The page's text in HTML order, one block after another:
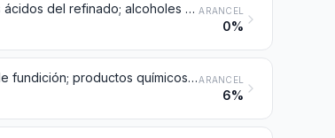
Ácidos grasos monocarboxílicos industriales; aceites ácidos del refinado; alcoholes grasos industriales ARANCEL
0%
Preparaciones aglutinantes para moldes o núcleos de fundición; productos químicos y preparaciones de la industria química o de las industrias conexas, incluidas las mezclas de productos naturales, no expresados ni comprendidos en otra parteARANCEL
6%